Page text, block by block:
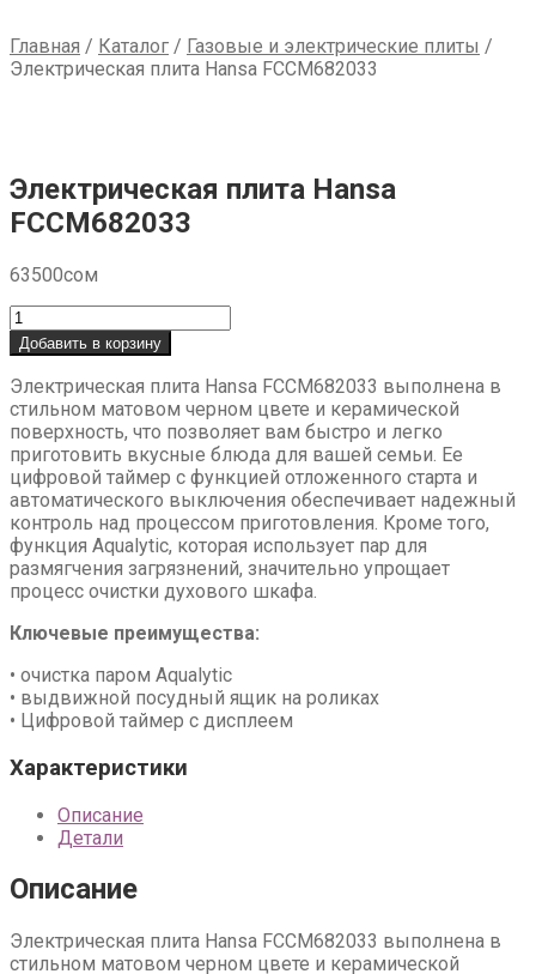
Главная / Каталог / Газовые и электрические плиты /
Электрическая плита Hansa FCCM682033
Электрическая плита Hansa
FCCM682033
63500сом
Количество
товара
Электрическая
плита
Hansa
FCCM682033
Добавить в корзину
Электрическая плита Hansa FCCM682033 выполнена в
стильном матовом черном цвете и керамической
поверхность, что позволяет вам быстро и легко
приготовить вкусные блюда для вашей семьи. Ее
цифровой таймер с функцией отложенного старта и
автоматического выключения обеспечивает надежный
контроль над процессом приготовления. Кроме того,
функция Aqualytic, которая использует пар для
размягчения загрязнений, значительно упрощает
процесс очистки духового шкафа.
Ключевые преимущества:
• очистка паром Aqualytic
• выдвижной посудный ящик на роликах
• Цифровой таймер с дисплеем
Характеристики
Описание
Детали
Описание
Электрическая плита Hansa FCCM682033 выполнена в
стильном матовом черном цвете и керамической